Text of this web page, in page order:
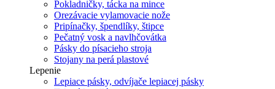
Pokladničky, tácka na mince
Orezávacie vylamovacie nože
Pripínačky, špendlíky, štipce
Pečatný vosk a navlhčovátka
Pásky do písacieho stroja
Stojany na perá plastové
Lepenie
Lepiace pásky, odvíjače lepiacej pásky